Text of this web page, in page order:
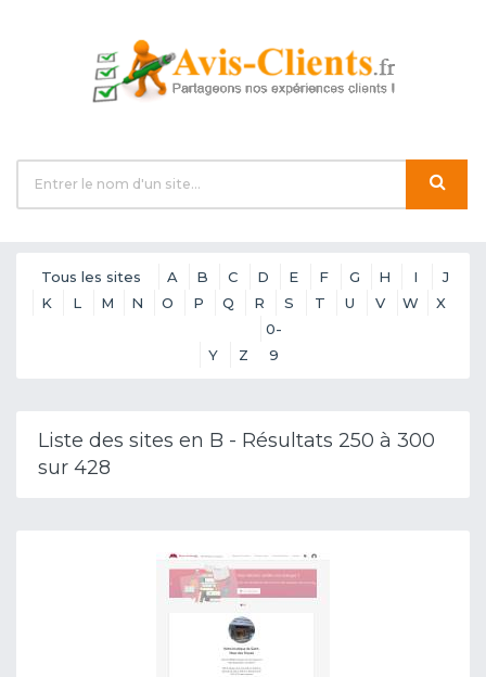
Tous les sites A B C D E F G H I
J
K
L M N O P Q R S T U V W X
Y Z
0-
9
Liste des sites en B - Résultats 250 à 300
sur 428